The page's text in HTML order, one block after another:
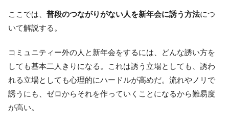
ここでは、 普段のつながりがない人を新年会に誘う方法につ
いて解説する。
コミュニティー外の人と新年会をするには、どんな誘い方を
しても基本二人きりになる。これは誘う立場としても、誘わ
れる立場としても心理的にハードルが高めだ。流れやノリで
誘うにも、ゼロからそれを作っていくことになるから難易度
が高い。